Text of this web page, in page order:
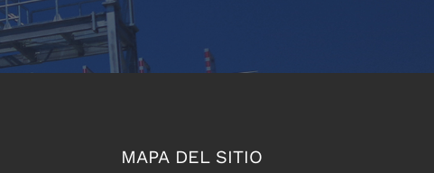
MAPA DEL SITIO